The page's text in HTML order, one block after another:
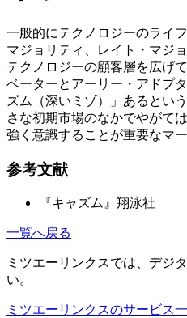
一般的にテクノロジーのライ
マジョリティ、レイト・マジ
テクノロジーの顧客層を広げ
ベーターとアーリー・アドプ
ズム（深いミゾ）」あるとい
さな初期市場のなかでやがて
強く意識することが重要なマ
参考文献
『キャズム』翔泳社
一覧へ戻る
ミツエーリンクスでは、デジ
い。
ミツエーリンクスのサービス